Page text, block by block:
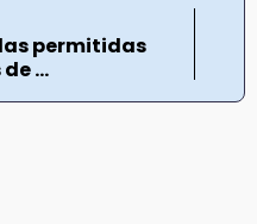
permitidas
...